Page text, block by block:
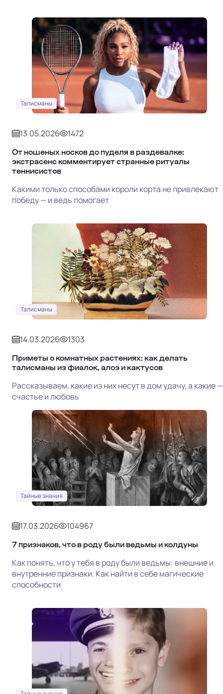
Талисманы
13.05.2026 1472
От ношеных носков до пуделя в раздевалке:
экстрасенс комментирует странные ритуалы
теннисистов
Какими только способами короли корта не привлекают
победу — и ведь помогает
Талисманы
14.03.2026 1303
Приметы о комнатных растениях: как делать
талисманы из фиалок, алоэ и кактусов
Рассказываем, какие из них несут в дом удачу, а какие —
счастье и любовь
Тайные знания
17.03.2026 104967
7 признаков, что в роду были ведьмы и колдуны
Как понять, что у тебя в роду были ведьмы: внешние и
внутренние признаки. Как найти в себе магические
способности